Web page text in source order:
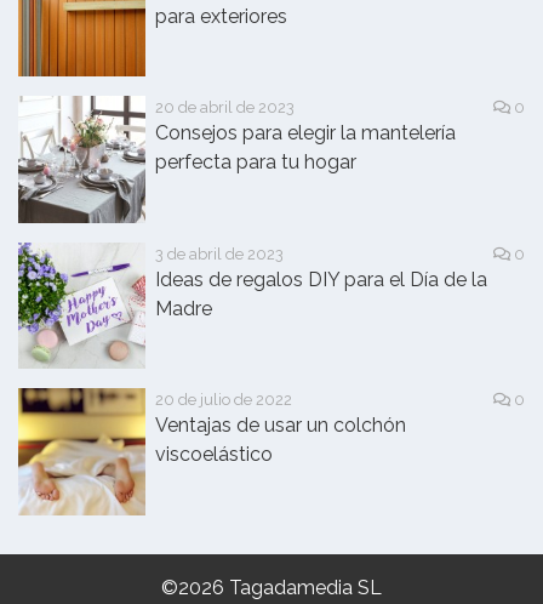
para exteriores
20 de abril de 2023 0
Consejos para elegir la mantelería
perfecta para tu hogar
3 de abril de 2023 0
Ideas de regalos DIY para el Día de la
Madre
20 de julio de 2022 0
Ventajas de usar un colchón
viscoelástico
©2026 Tagadamedia SL